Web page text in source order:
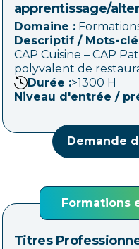
apprentissage/
Domaine :
Descriptif / Mots-
CAP Cuisine – CAP
polyvalent de
Durée :>1300 H
Niveau d'entrée /
Demande
Formations
Titres